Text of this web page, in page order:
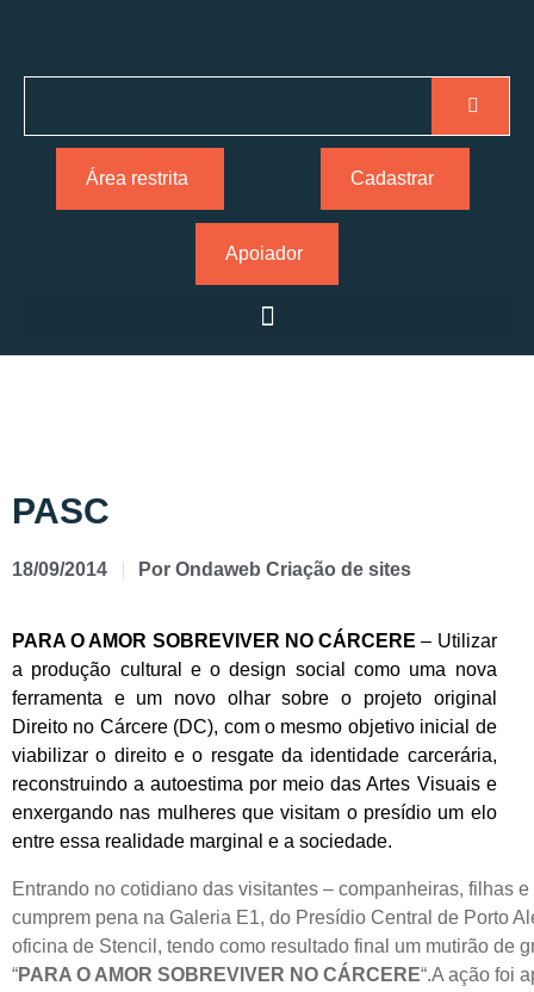
Área restrita Cadastrar
Apoiador
PASC
18/09/2014 Por Ondaweb Criação de sites
PARA O AMOR SOBREVIVER NO CÁRCERE – Utilizar
a produção cultural e o design social como uma nova
ferramenta e um novo olhar sobre o projeto original
Direito no Cárcere (DC), com o mesmo objetivo inicial de
viabilizar o direito e o resgate da identidade carcerária,
reconstruindo a autoestima por meio das Artes Visuais e
enxergando nas mulheres que visitam o presídio um elo
entre essa realidade marginal e a sociedade.
Entrando no cotidiano das visitantes – companheiras, filhas
cumprem pena na Galeria E1, do Presídio Central de Porto
oficina de Stencil, tendo como resultado final um mutirão de
“PARA O AMOR SOBREVIVER NO CÁRCERE“.A ação foi